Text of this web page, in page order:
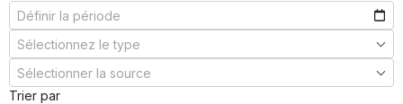
Trier par